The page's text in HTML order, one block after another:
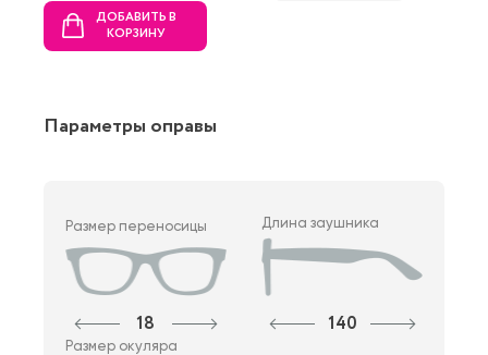
ДОБАВИТЬ В
КОРЗИНУ
Параметры оправы
Размер переносицы
18
Длина заушника
140
Размер окуляра